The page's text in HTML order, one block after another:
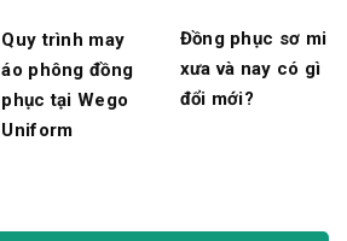
Quy trình may
áo phông đồng
phục tại Wego
Uniform
Đồng phục sơ mi
xưa và nay có gì
đổi mới?